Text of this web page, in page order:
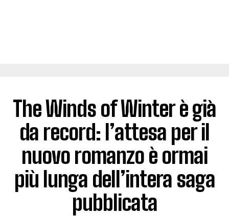
The Winds of Winter è già
da record: l’attesa per il
nuovo romanzo è ormai
più lunga dell’intera saga
pubblicata